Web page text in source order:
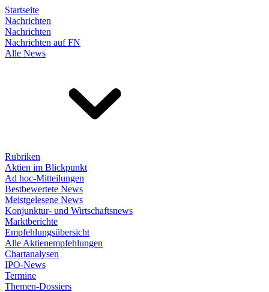
Startseite
Nachrichten
Nachrichten
Nachrichten auf FN
Alle News
Rubriken
Aktien im Blickpunkt
Ad hoc-Mitteilungen
Bestbewertete News
Meistgelesene News
Konjunktur- und Wirtschaftsnews
Marktberichte
Empfehlungsübersicht
Alle Aktienempfehlungen
Chartanalysen
IPO-News
Termine
Themen-Dossiers